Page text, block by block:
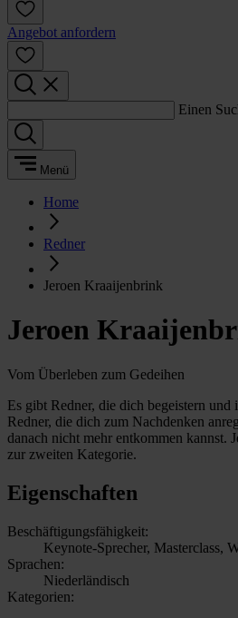
Angebot anfordern
Einen
Menü
Home
Redner
Jeroen Kraaijenbrink
Jeroen
Vom Überleben zum Gedeihen
Es gibt Redner, die dich begeistern
Redner, die dich zum Nachdenken
danach nicht mehr entkommen kannst.
zur zweiten Kategorie.
Eigenschaften
Beschäftigungsfähigkeit:
Keynote-Sprecher, Masterclass,
Sprachen:
Niederländisch
Kategorien: